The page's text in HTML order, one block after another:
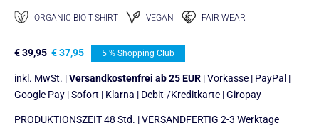
ORGANIC BIO T-SHIRT VEGAN FAIR-WEAR
€39,95 €37,95 5 % Shopping Club
inkl. MwSt. |Versandkostenfrei ab 25 EUR | Vorkasse | PayPal |
Google Pay | Sofort | Klarna | Debit-/Kreditkarte | Giropay
PRODUKTIONSZEIT 48 Std. | VERSANDFERTIG 2-3 Werktage